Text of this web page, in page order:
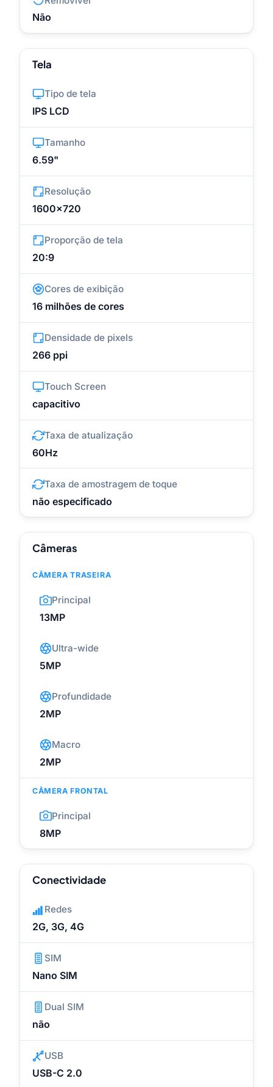
Não
Tela
Tipo de tela
IPS LCD
Tamanho
6.59"
Resolução
1600x720
Proporção de tela
20:9
Cores de exibição
16 milhões de cores
Densidade de pixels
266 ppi
Touch Screen
capacitivo
Taxa de atualização
60Hz
Taxa de amostragem de toque
não especificado
Câmeras
CÂMERA TRASEIRA
Principal
13MP
Ultra-wide
5MP
Profundidade
2MP
Macro
2MP
CÂMERA FRONTAL
Principal
8MP
Conectividade
Redes
2G, 3G, 4G
SIM
Nano SIM
Dual SIM
não
USB
USB-C 2.0